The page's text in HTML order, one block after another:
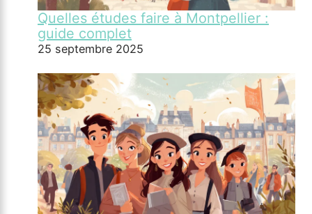
Quelles études faire à Montpellier :
guide complet
25 septembre 2025